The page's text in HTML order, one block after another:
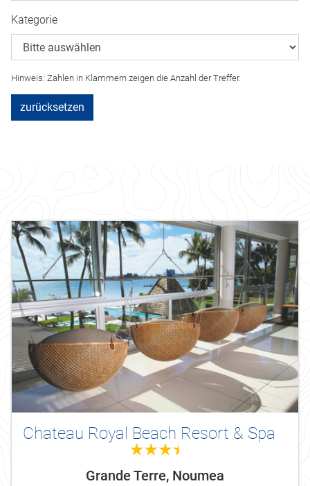
Kategorie
Hinweis: Zahlen in Klammern zeigen die Anzahl der Treffer.
zurücksetzen
Chateau Royal Beach Resort & Spa
3.5
Grande Terre, Noumea